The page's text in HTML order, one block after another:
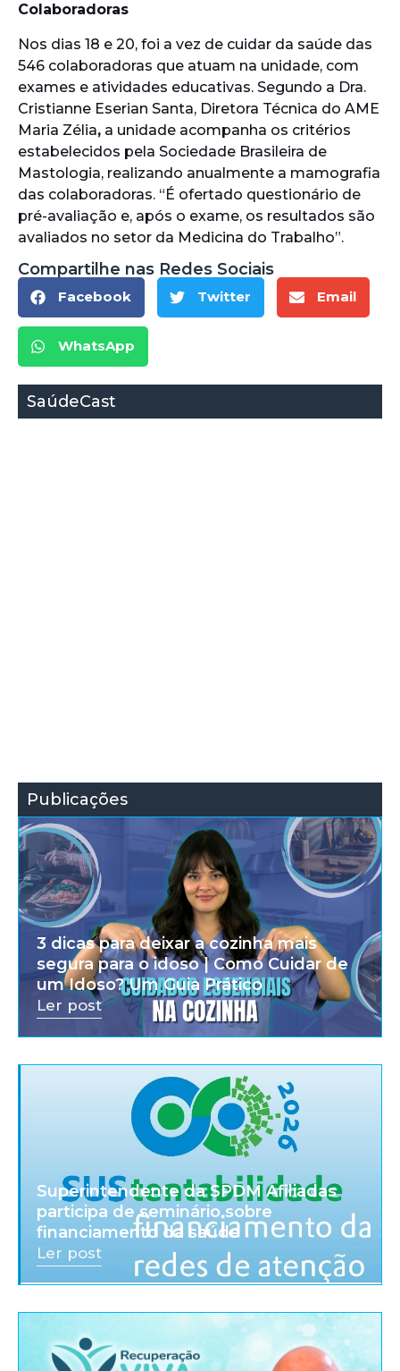
Colaboradoras
Nos dias 18 e 20, foi a vez de cuidar da saúde das
546 colaboradoras que atuam na unidade, com
exames e atividades educativas. Segundo a Dra.
Cristianne Eserian Santa, Diretora Técnica do AME
Maria Zélia, a unidade acompanha os critérios
estabelecidos pela Sociedade Brasileira de
Mastologia, realizando anualmente a mamografia
das colaboradoras. “É ofertado questionário de
pré-avaliação e, após o exame, os resultados são
avaliados no setor da Medicina do Trabalho”.
Compartilhe nas Redes Sociais
Facebook Twitter Email
WhatsApp
SaúdeCast
Publicações
3 dicas para deixar a cozinha mais
segura para o idoso | Como Cuidar de
um Idoso? Um Guia Prático
Ler post
Superintendente da SPDM Afiliadas
participa de seminário sobre
financiamento da saúde
Ler post